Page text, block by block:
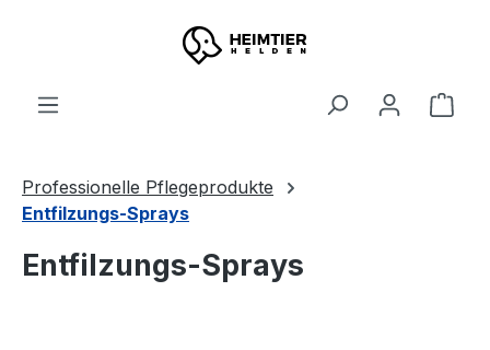
Zum Hauptinhalt springen
Professionelle Pflegeprodukte
Entfilzungs-Sprays
Entfilzungs-Sprays